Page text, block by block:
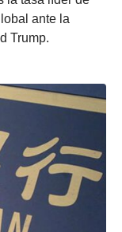
ante la
Trump.